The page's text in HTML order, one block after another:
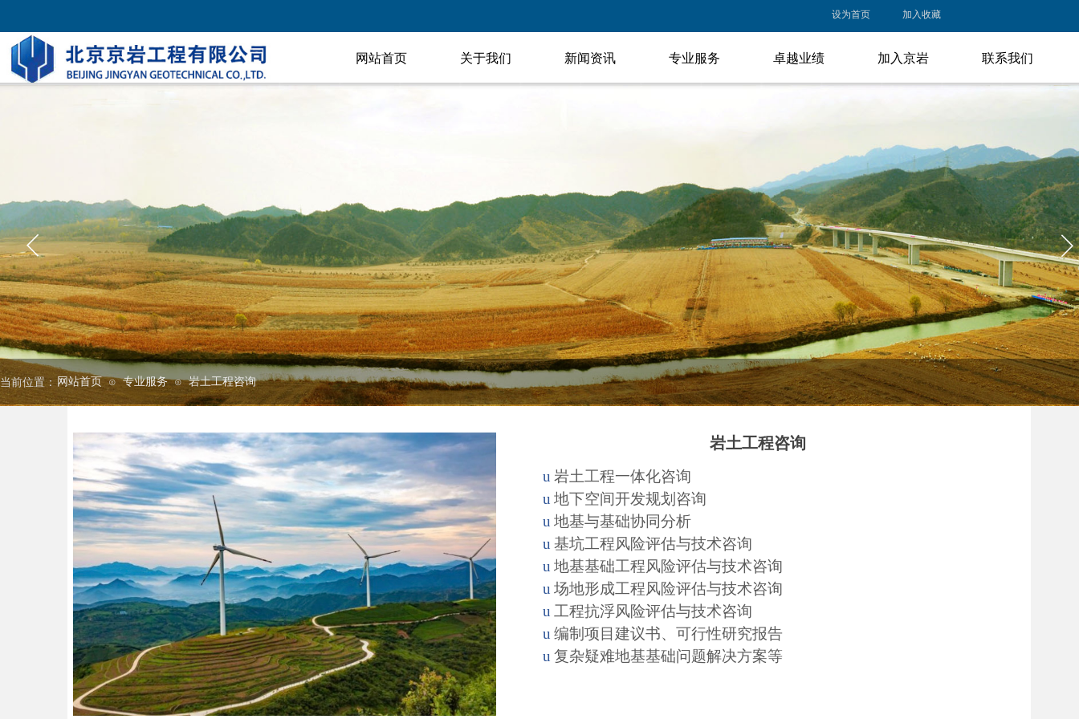
设为首页 加入收藏
网站首页 关于我们 新闻资讯 专业服务 卓越业绩 加入京岩 联系我们
当前位置： 网站首页 ⊙ 专业服务 ⊙ 岩土工程咨询
岩土工程咨询
u 岩土工程一体化咨询
u 地下空间开发规划咨询
u 地基与基础协同分析
u 基坑工程风险评估与技术咨询
u 地基基础工程风险评估与技术咨询
u 场地形成工程风险评估与技术咨询
u 工程抗浮风险评估与技术咨询
u 编制项目建议书、可行性研究报告
u 复杂疑难地基基础问题解决方案等